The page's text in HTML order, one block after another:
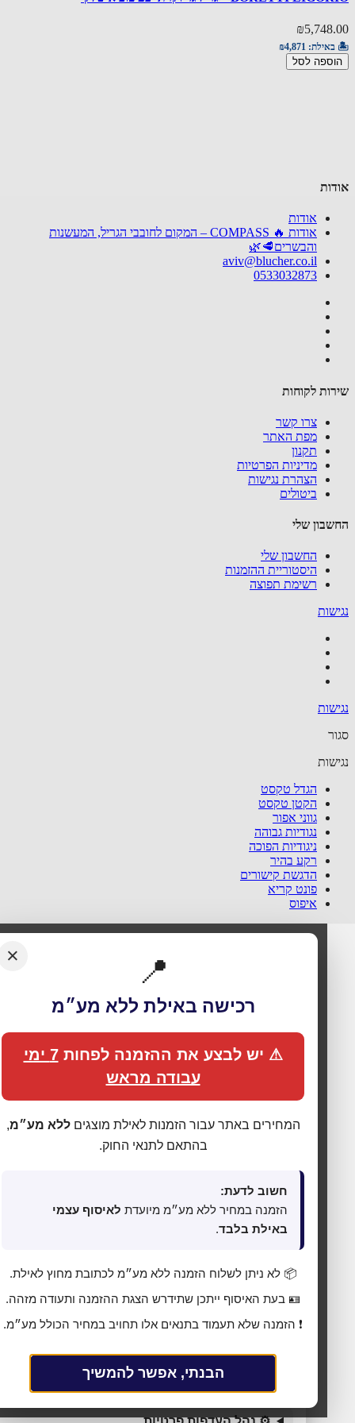
🍪 אנחנו משתמשים בעוגיות כדי לשפר את החוויה
התאמת תכנים ופרסום ממוקד. בלחיצה על„מאשר הכול”אתה
מסכים לכל הקטגוריות כמפורט במדיניות הפרטיות
לשנות העדפות בכל עת דרך
בתחתית האתר.
₪4,871
לסל
אודות
אודות 🔥 COMPASS – המקום לחובבי הגריל, המעשנות
והבשרים🥩🌿
aviv@blucher.co.il
0533032873
לקוחות
צרו קשר
מפת האתר
תקנון
מדיניות הפרטיות
הצהרת נגישות
ביטולים
שלי
החשבון שלי
היסטוריית ההזמנות
רשימת תפוצה
הגדל טקסט
הקטן טקסט
גווני אפור
נגודיות גבוהה
ניגודיות הפוכה
רקע בהיר
הדגשת קישורים
פונט קריא
איפוס
📍
רכישה באילת ללא מע״מ
⚠ יש לבצע את ההזמנה לפחות 7 ימי
עבודה מראש
המחירים באתר עבור הזמנות לאילת מוצגיםללא מע״מ,
בהתאם לתנאי החוק.
חשוב לדעת:
הזמנה במחיר ללא מע״מ מיועדתלאיסוף עצמי
באילת בלבד.
📦 לא ניתן לשלוח הזמנה ללא מע״מ לכתובת מחוץ לאילת.
❗ הזמנה שלא תעמוד בתנאים אלו תחויב במחיר הכולל מע״מ.
הבנתי, אפשר להמשיך